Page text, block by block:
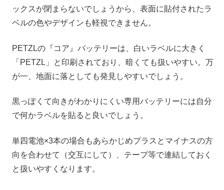
ックスが閉まらないでしょうから、表面に貼付されたラ
ベルの色やデザインも軽視できません。
PETZLの『コア』バッテリーは、白いラベルに大きく
「PETZL」と印刷されており、暗くても扱いやすい。万
が一、地面に落としても発見しやすいでしょう。
黒っぽくて向きがわかりにくい専用バッテリーには自分
で何かラベルを貼ると良いでしょう。
単四電池×3本の場合もあらかじめプラスとマイナスの方
向を合わせて（交互にして）、テープ等で連結しておく
と扱いやすくなります。